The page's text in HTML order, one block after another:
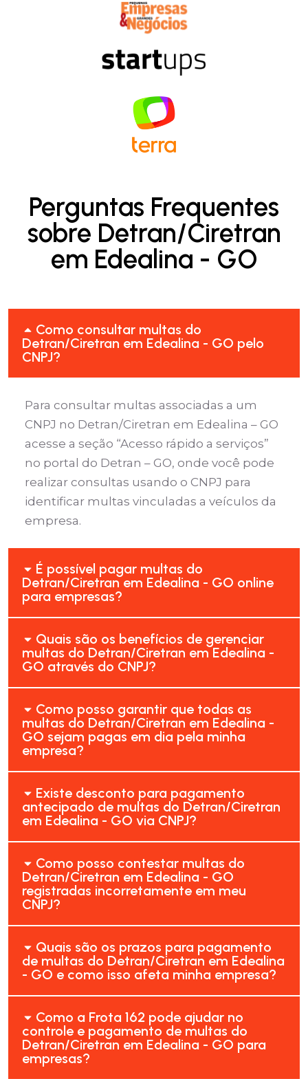
Perguntas Frequentes
sobre Detran/Ciretran
em Edealina - GO
Como consultar multas do
Detran/Ciretran em Edealina - GO pelo
CNPJ?
Para consultar multas associadas a um
CNPJ no Detran/Ciretran em Edealina – GO
acesse a seção “Acesso rápido a serviços”
no portal do Detran – GO, onde você pode
realizar consultas usando o CNPJ para
identificar multas vinculadas a veículos da
empresa.
É possível pagar multas do
Detran/Ciretran em Edealina - GO online
para empresas?
Quais são os benefícios de gerenciar
multas do Detran/Ciretran em Edealina -
GO através do CNPJ?
Como posso garantir que todas as
multas do Detran/Ciretran em Edealina -
GO sejam pagas em dia pela minha
empresa?
Existe desconto para pagamento
antecipado de multas do Detran/Ciretran
em Edealina - GO via CNPJ?
Como posso contestar multas do
Detran/Ciretran em Edealina - GO
registradas incorretamente em meu
CNPJ?
Quais são os prazos para pagamento
de multas do Detran/Ciretran em Edealina
- GO e como isso afeta minha empresa?
Como a Frota 162 pode ajudar no
controle e pagamento de multas do
Detran/Ciretran em Edealina - GO para
empresas?